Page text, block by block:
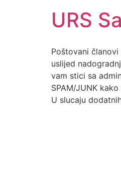
URS
Poštovani članovi
uslijed
vam stici sa
SPAM/JUNK
U slucaju